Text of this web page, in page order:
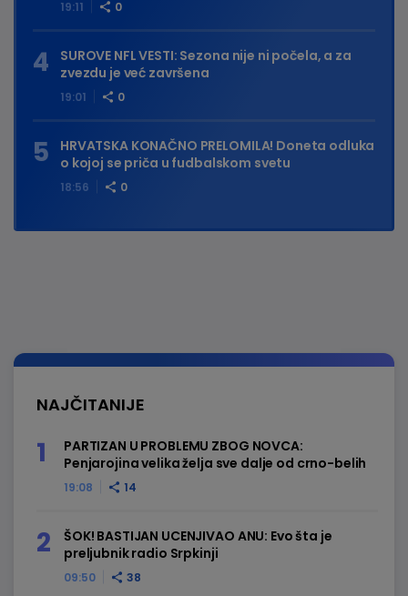
19:11 0
19:01 0
SUROVE NFL VESTI: Sezona nije ni počela, a za
zvezdu je već završena
18:56 0
HRVATSKA KONAČNO PRELOMILA! Doneta odluka
o kojoj se priča u fudbalskom svetu
NAJČITANIJE
19:08 14
PARTIZAN U PROBLEMU ZBOG NOVCA:
Penjarojina velika želja sve dalje od crno-belih
09:50 38
ŠOK! BASTIJAN UCENJIVAO ANU: Evo šta je
preljubnik radio Srpkinji